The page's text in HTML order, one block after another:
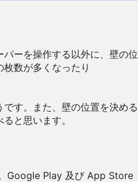
ーを操作する以外に、壁の位
数が多くなったり
す。また、壁の位置を決める
と思います。
Google Play 及び App Store